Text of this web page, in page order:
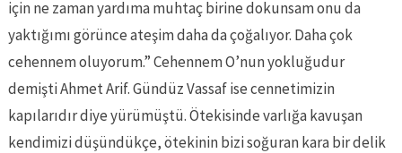
için ne zaman yardıma muhtaç birine dokunsam onu da
yaktığımı görünce ateşim daha da çoğalıyor. Daha çok
cehennem oluyorum.” Cehennem O’nun yokluğudur
demişti Ahmet Arif. Gündüz Vassaf ise cennetimizin
kapılarıdır diye yürümüştü. Ötekisinde varlığa kavuşan
kendimizi düşündükçe, ötekinin bizi soğuran kara bir delik